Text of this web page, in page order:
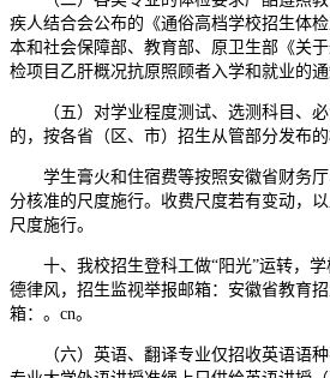
疾人结合会公布的《通俗高档学校招生体
本和社会保障部、教育部、原卫生部《关
检项目乙肝概况抗原照顾者入学和就业的通
（五）对学业程度测试、选测科目、必
的，按各省（区、市）招生从管部分发布
学生膏火和住宿费等按照安徽省财务厅
分核准的尺度施行。收费尺度若有变动，
尺度施行。
十、我校招生登科工做“阳光”运转，学
德律风，招生监视举报邮箱：安徽省教育
箱：。cn。
（六）英语、翻译专业仅招收英语语种